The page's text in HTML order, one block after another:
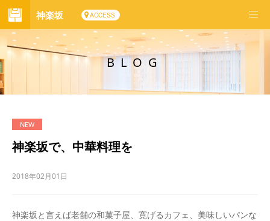
神楽坂 ACCESS
BLOG
神楽坂で、中華料理を
2018年02月01日
神楽坂と言えば老舗の和菓子屋、寛げるカフェ、美味しいパンな